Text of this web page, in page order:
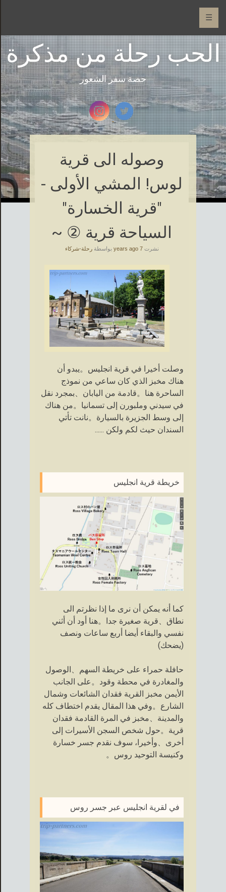
☰
الحب رحلة من مذكرة
حصة سفر الشعور
وصوله الى قرية
لوس! المشي الأولى -
"قرية الخسارة"
السياحة قرية ② ~
نشرت7 years ago بواسطةرحلة-شركاء
وصلت أخيرا في قرية انجليس。يبدو أن
هناك مخبز الذي كان ساعي من نموذج
الساحرة هنا。قادمة من اليابان、بمجرد نقل
في سيدني وملبورن إلى تسمانيا。من هناك
إلى وسط الجزيرة بالسيارة。نانت تأتي
السندان حيث لكم ولكن ......
خريطة قرية انجليس
كما أنه يمكن أن نرى ما إذا نظرتم الى
نطاق、قرية صغيرة جدا。هنا أود أن أثني
نفسي والبقاء أيضا أربع ساعات ونصف
(يضحك)
حافلة حمراء على خريطة السهم、الوصول
والمغادرة في محطة وقود。على الجانب
الأيمن مخبز القرية فقدان الشائعات وشمال
الشارع。وفي هذا المقال يقدم اختطاف كله
والمدينة、مخبز في المرة القادمة فقدان
قرية。حول شخص السجن الأسيرات إلى
أخرى、وأخيرا، سوف نقدم جسر خسارة
وكنيسة التوحيد روس。
في لقرية انجليس عبر جسر روس